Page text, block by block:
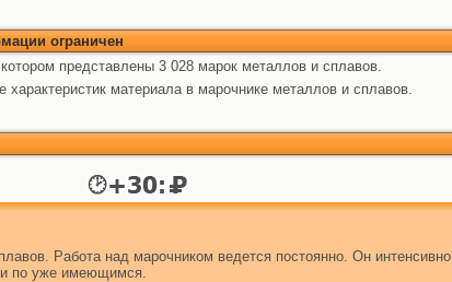
ограничен
представлены 3 028 марок металлов и сплавов.
материала в марочнике металлов и сплавов.
Работа над марочником ведется постоянно. Он интенсивно
по уже имеющимся.